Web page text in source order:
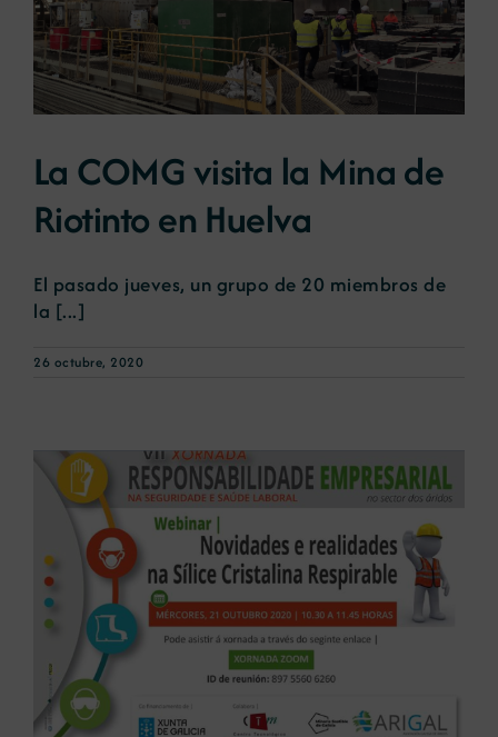
La COMG visita la Mina de
Riotinto en Huelva
El pasado jueves, un grupo de 20 miembros de
la [...]
26 octubre, 2020